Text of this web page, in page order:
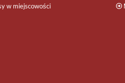
w miejscowości